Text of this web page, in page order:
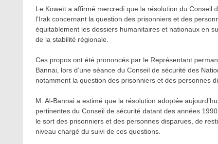
Le Koweït a affirmé mercredi que la résolution du Conseil
l’Irak concernant la question des prisonniers et des
équitablement les dossiers humanitaires et nationaux en
de la stabilité régionale.
Ces propos ont été prononcés par le Représentant
Bannai, lors d’une séance du Conseil de sécurité des
notamment la question des prisonniers et des personnes
M. Al-Bannai a estimé que la résolution adoptée
pertinentes du Conseil de sécurité datant des années
le sort des prisonniers et des personnes disparues, de
niveau chargé du suivi de ces questions.